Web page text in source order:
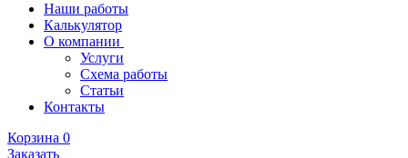
Наши работы
Калькулятор
О компании
Услуги
Схема работы
Статьи
Контакты
Корзина 0
Заказать